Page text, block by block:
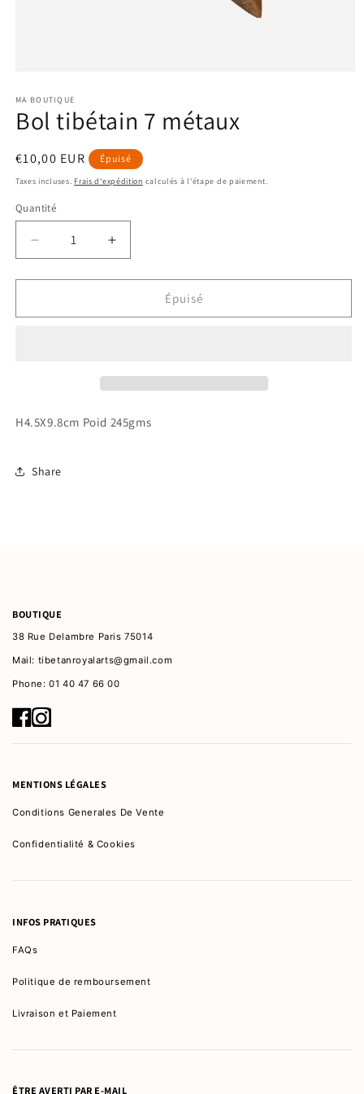
média
1
dans
modale
MA BOUTIQUE
Bol tibétain 7 métaux
Prix
habituel
€10,00 EUR Épuisé
Taxes incluses. Frais d'expédition calculés à l'étape de paiement.
Quantité
Réduire
la
quantité
Bol
Augmenter
la
quantité
Bol
Épuisé
H4.5X9.8cm Poid 245gms
Share
BOUTIQUE
38 Rue Delambre Paris 75014
Mail: tibetanroyalarts@gmail.com
Phone: 01 40 47 66 00
MENTIONS LÉGALES
Conditions Generales De Vente
Confidentialité & Cookies
INFOS PRATIQUES
FAQs
Politique de remboursement
Livraison et Paiement
ÊTRE AVERTI PAR E-MAIL